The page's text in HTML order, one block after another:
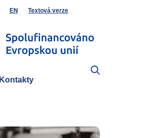
EN Textová verze
Kontakty